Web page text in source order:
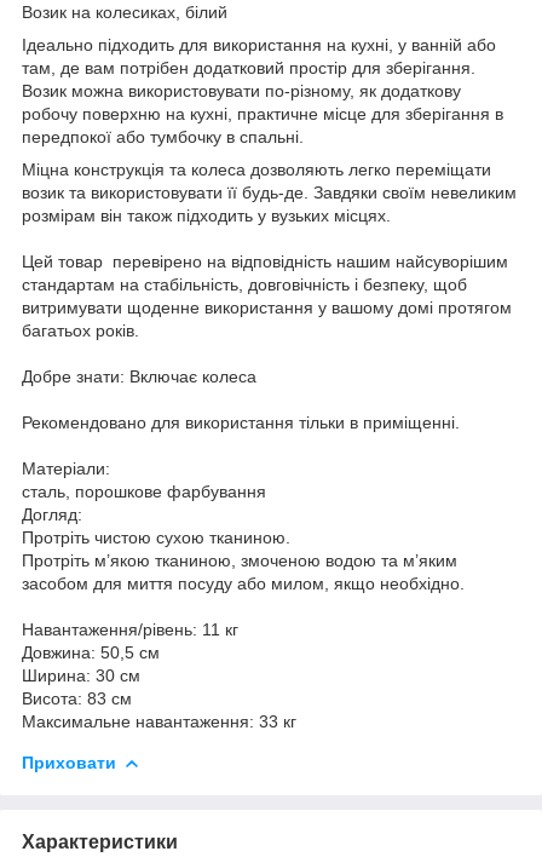
Возик на колесиках, білий
Ідеально підходить для використання на кухні, у ванній або
там, де вам потрібен додатковий простір для зберігання.
Возик можна використовувати по-різному, як додаткову
робочу поверхню на кухні, практичне місце для зберігання в
передпокої або тумбочку в спальні.
Міцна конструкція та колеса дозволяють легко переміщати
возик та використовувати її будь-де. Завдяки своїм невеликим
розмірам він також підходить у вузьких місцях.
Цей товар перевірено на відповідність нашим найсуворішим
стандартам на стабільність, довговічність і безпеку, щоб
витримувати щоденне використання у вашому домі протягом
багатьох років.
Добре знати: Включає колеса
Рекомендовано для використання тільки в приміщенні.
Матеріали:
сталь, порошкове фарбування
Догляд:
Протріть чистою сухою тканиною.
Протріть м’якою тканиною, змоченою водою та м’яким
засобом для миття посуду або милом, якщо необхідно.
Навантаження/рівень: 11 кг
Довжина: 50,5 см
Ширина: 30 см
Висота: 83 см
Максимальне навантаження: 33 кг
Приховати
Характеристики